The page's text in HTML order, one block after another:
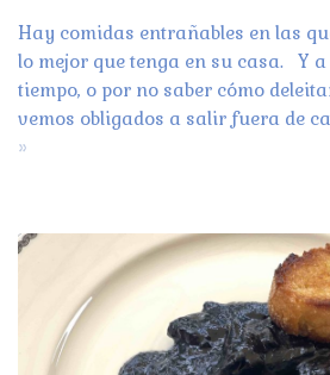
Hay comidas entrañables en las
lo mejor que tenga en su casa. Y
tiempo, o por no saber cómo
vemos obligados a salir fuera de
»